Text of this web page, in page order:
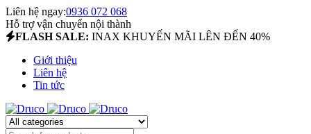
Liên hệ ngay:0936 072 068
Hỗ trợ vận chuyển nội thành
FLASH SALE: INAX KHUYẾN MÃI LÊN ĐẾN 40%
Giới thiệu
Liên hệ
Tin tức